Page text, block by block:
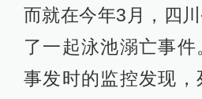
而就在今年3月，四
了一起泳池溺亡事
事发时的监控发现